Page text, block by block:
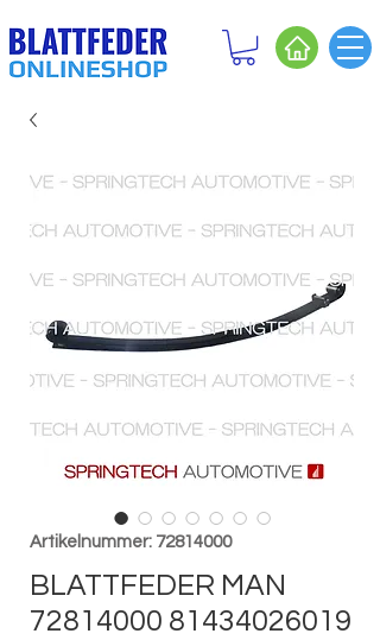
Artikelnummer: 72814000
BLATTFEDER MAN
72814000 81434026019